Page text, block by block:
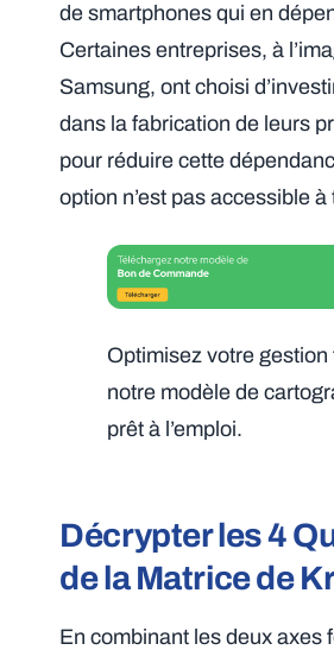
de smartphones qui en
Certaines entreprises, à
Samsung, ont choisi
dans la fabrication de leurs
pour réduire cette
option n’est pas accessible à
Optimisez votre
notre modèle de
prêt à l’emploi.
Décrypter les 4
de la Matrice de
En combinant les deux axes